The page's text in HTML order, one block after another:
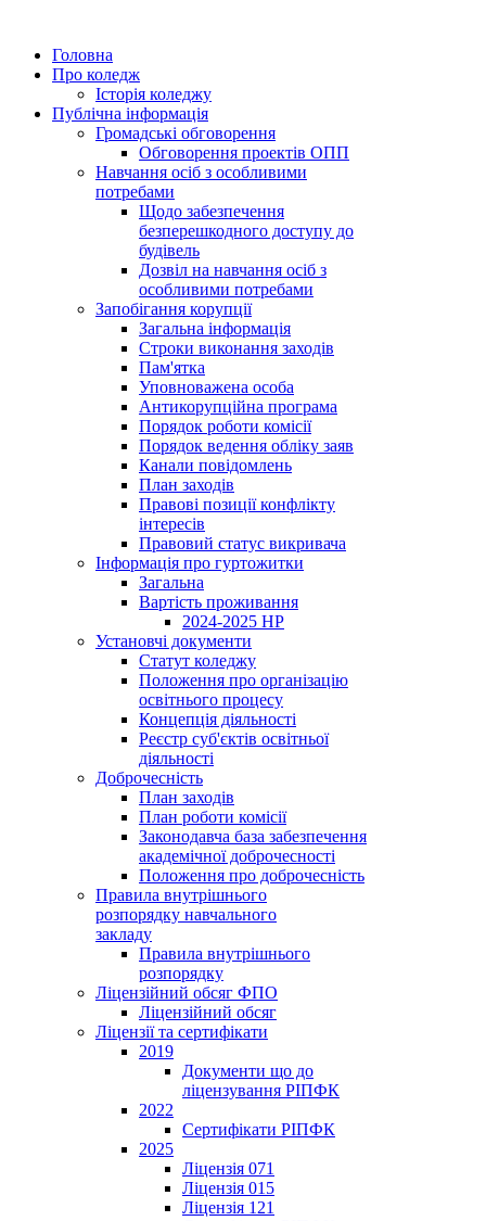
Головна
Про коледж
Історія коледжу
Публічна інформація
Громадські обговорення
Обговорення проектів ОПП
Навчання осіб з особливими
потребами
Щодо забезпечення
безперешкодного доступу до
будівель
Дозвіл на навчання осіб з
особливими потребами
Запобігання корупції
Загальна інформація
Строки виконання заходів
Пам'ятка
Уповноважена особа
Антикорупційна програма
Порядок роботи комісії
Порядок ведення обліку заяв
Канали повідомлень
План заходів
Правові позиції конфлікту
інтересів
Правовий статус викривача
Інформація про гуртожитки
Загальна
Вартість проживання
2024-2025 НР
Установчі документи
Статут коледжу
Положення про організацію
освітнього процесу
Концепція діяльності
Реєстр суб'єктів освітньої
діяльності
Доброчесність
План заходів
План роботи комісії
Законодавча база забезпечення
академічної доброчесності
Положення про доброчесність
Правила внутрішнього
розпорядку навчального
закладу
Правила внутрішнього
розпорядку
Ліцензійний обсяг ФПО
Ліцензійний обсяг
Ліцензії та сертифікати
2019
Документи що до
ліцензування РІПФК
2022
Сертифікати РІПФК
2025
Ліцензія 071
Ліцензія 015
Ліцензія 121